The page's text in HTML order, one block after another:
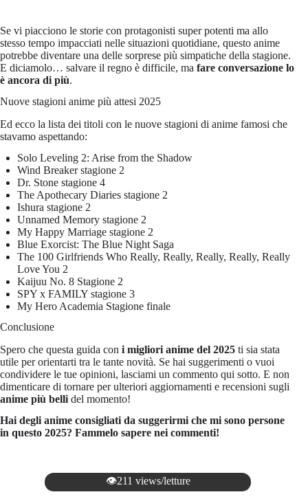
Se vi piacciono le storie con protagonisti super potenti ma allo
stesso tempo impacciati nelle situazioni quotidiane, questo anime
potrebbe diventare una delle sorprese più simpatiche della stagione.
E diciamolo… salvare il regno è difficile, ma fare conversazione lo
è ancora di più.
Nuove stagioni anime più attesi 2025
Ed ecco la lista dei titoli con le nuove stagioni di anime famosi che
stavamo aspettando:
Solo Leveling 2: Arise from the Shadow
Wind Breaker stagione 2
Dr. Stone stagione 4
The Apothecary Diaries stagione 2
Ishura stagione 2
Unnamed Memory stagione 2
My Happy Marriage stagione 2
Blue Exorcist: The Blue Night Saga
The 100 Girlfriends Who Really, Really, Really, Really, Really
Love You 2
Kaijuu No. 8 Stagione 2
SPY x FAMILY stagione 3
My Hero Academia Stagione finale
Conclusione
Spero che questa guida con i migliori anime del 2025 ti sia stata
utile per orientarti tra le tante novità. Se hai suggerimenti o vuoi
condividere le tue opinioni, lasciami un commento qui sotto. E non
dimenticare di tornare per ulteriori aggiornamenti e recensioni sugli
anime più belli del momento!
Hai degli anime consigliati da suggerirmi che mi sono persone
in questo 2025? Fammelo sapere nei commenti!
👁️211 views/letture